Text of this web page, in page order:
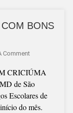
BONS
CommentOn
DO
TAEKWONDO
COM
BONS
CRICIÚMA
de São
Escolares de
do mês.